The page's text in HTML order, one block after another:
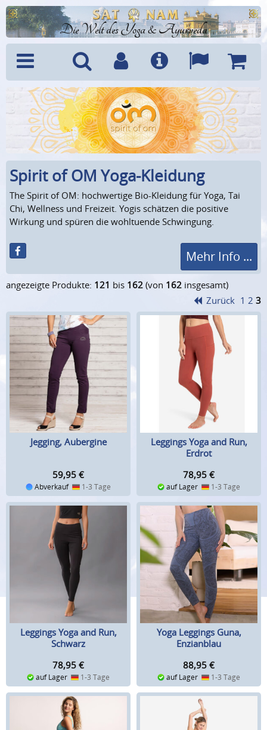
Die Welt des Yoga & Ayurveda
Menü SucheBenutzerkonto
Info Sprachen
Spirit of OM Yoga-Kleidung
The Spirit of OM: hochwertige Bio-Kleidung für Yoga, Tai
Chi, Wellness und Freizeit. Yogis schätzen die positive
Wirkung und spüren die wohltuende Schwingung.
Mehr Info ...
angezeigte Produkte: 121 bis 162 (von 162 insgesamt)
Zurück 1 2 3
Jegging, Aubergine
59,95 €
Abverkauf 1-3 Tage
Leggings Yoga and Run,
Erdrot
78,95 €
auf Lager 1-3 Tage
Leggings Yoga and Run,
Schwarz
78,95 €
auf Lager 1-3 Tage
Yoga Leggings Guna,
Enzianblau
88,95 €
auf Lager 1-3 Tage